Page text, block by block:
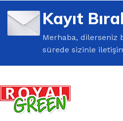
Kayıt
Merhaba, dilerseniz
sürede sizinle